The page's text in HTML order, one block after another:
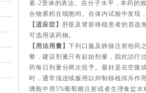
素-2受体的表达。在分子水平，本药的
合物累积在细胞间。在体内试验中发现
【适应症】
肝脏及肾脏移植患者的首选
可选用该药物。
【用法用量】下列口服及静脉注射给药
整，建议剂量只有起始剂量，因此治疗
药每日剂量分两次投予。最好是在空腹
时，通常须连续服用以抑制移植排斥作
璃瓶中用5%葡萄糖注射或者生理食盐